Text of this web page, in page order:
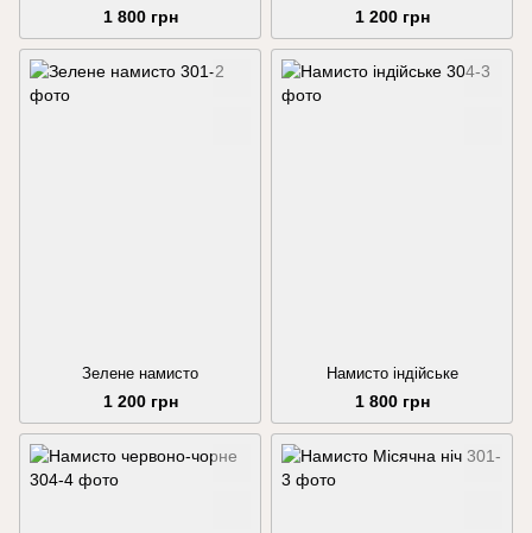
1 800 грн 1 200 грн
Зелене намисто
1 200 грн
Намисто індійське
1 800 грн